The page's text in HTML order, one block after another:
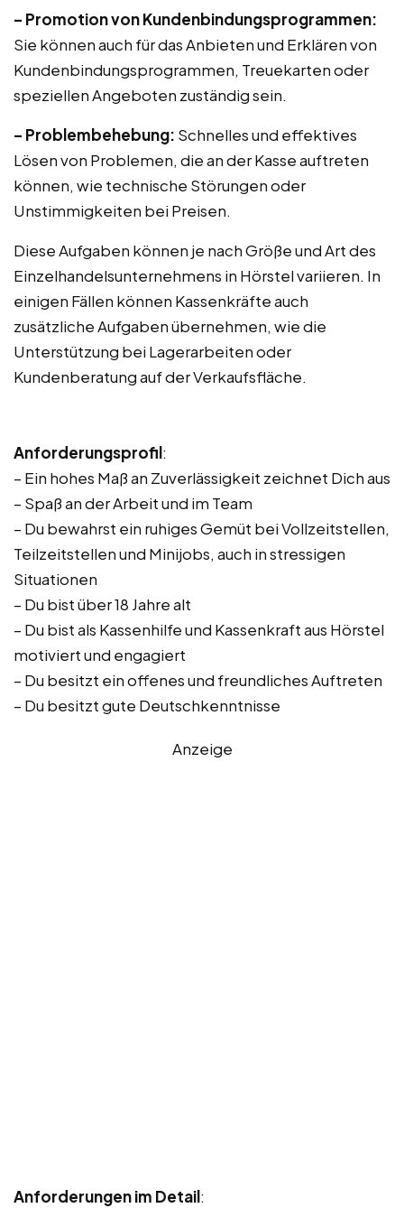
– Promotion von Kundenbindungsprogrammen:
Sie können auch für das Anbieten und Erklären von
Kundenbindungsprogrammen, Treuekarten oder
speziellen Angeboten zuständig sein.
– Problembehebung: Schnelles und effektives
Lösen von Problemen, die an der Kasse auftreten
können, wie technische Störungen oder
Unstimmigkeiten bei Preisen.
Diese Aufgaben können je nach Größe und Art des
Einzelhandelsunternehmens in Hörstel variieren. In
einigen Fällen können Kassenkräfte auch
zusätzliche Aufgaben übernehmen, wie die
Unterstützung bei Lagerarbeiten oder
Kundenberatung auf der Verkaufsfläche.
Anforderungsprofil:
– Ein hohes Maß an Zuverlässigkeit zeichnet Dich aus
– Spaß an der Arbeit und im Team
– Du bewahrst ein ruhiges Gemüt bei Vollzeitstellen,
Teilzeitstellen und Minijobs, auch in stressigen
Situationen
– Du bist über 18 Jahre alt
– Du bist als Kassenhilfe und Kassenkraft aus Hörstel
motiviert und engagiert
– Du besitzt ein offenes und freundliches Auftreten
– Du besitzt gute Deutschkenntnisse
Anzeige
Anforderungen im Detail: